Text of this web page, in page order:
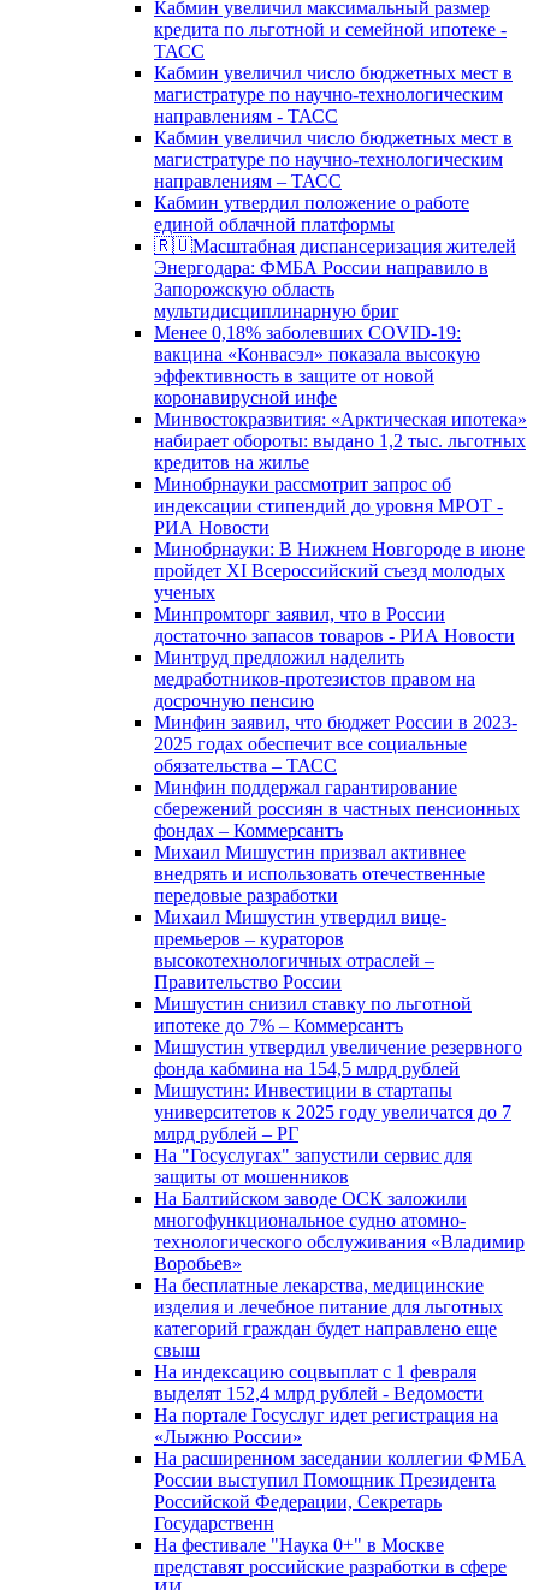
Кабмин увеличил максимальный размер
кредита по льготной и семейной ипотеке -
ТАСС
Кабмин увеличил число бюджетных мест в
магистратуре по научно-технологическим
направлениям - ТАСС
Кабмин увеличил число бюджетных мест в
магистратуре по научно-технологическим
направлениям – ТАСС
Кабмин утвердил положение о работе
единой облачной платформы
🇷🇺Масштабная диспансеризация жителей
Энергодара: ФМБА России направило в
Запорожскую область
мультидисциплинарную бриг
Менее 0,18% заболевших COVID-19:
вакцина «Конвасэл» показала высокую
эффективность в защите от новой
коронавирусной инфе
Минвостокразвития: «Арктическая ипотека»
набирает обороты: выдано 1,2 тыс. льготных
кредитов на жилье
Минобрнауки рассмотрит запрос об
индексации стипендий до уровня МРОТ -
РИА Новости
Минобрнауки: В Нижнем Новгороде в июне
пройдет XI Всероссийский съезд молодых
ученых
Минпромторг заявил, что в России
достаточно запасов товаров - РИА Новости
Минтруд предложил наделить
медработников-протезистов правом на
досрочную пенсию
Минфин заявил, что бюджет России в 2023-
2025 годах обеспечит все социальные
обязательства – ТАСС
Минфин поддержал гарантирование
сбережений россиян в частных пенсионных
фондах – Коммерсантъ
Михаил Мишустин призвал активнее
внедрять и использовать отечественные
передовые разработки
Михаил Мишустин утвердил вице-
премьеров – кураторов
высокотехнологичных отраслей –
Правительство России
Мишустин снизил ставку по льготной
ипотеке до 7% – Коммерсантъ
Мишустин утвердил увеличение резервного
фонда кабмина на 154,5 млрд рублей
Мишустин: Инвестиции в стартапы
университетов к 2025 году увеличатся до 7
млрд рублей – РГ
На "Госуслугах" запустили сервис для
защиты от мошенников
На Балтийском заводе ОСК заложили
многофункциональное судно атомно-
технологического обслуживания «Владимир
Воробьев»
На бесплатные лекарства, медицинские
изделия и лечебное питание для льготных
категорий граждан будет направлено еще
свыш
На индексацию соцвыплат с 1 февраля
выделят 152,4 млрд рублей - Ведомости
На портале Госуслуг идет регистрация на
«Лыжню России»
На расширенном заседании коллегии ФМБА
России выступил Помощник Президента
Российской Федерации, Секретарь
Государственн
На фестивале "Наука 0+" в Москве
представят российские разработки в сфере